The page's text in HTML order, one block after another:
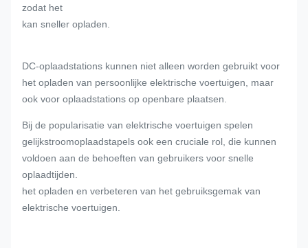
zodat het
kan sneller opladen.
DC-oplaadstations kunnen niet alleen worden gebruikt voor
het opladen van persoonlijke elektrische voertuigen, maar
ook voor oplaadstations op openbare plaatsen.
Bij de popularisatie van elektrische voertuigen spelen
gelijkstroomoplaadstapels ook een cruciale rol, die kunnen
voldoen aan de behoeften van gebruikers voor snelle
oplaadtijden.
het opladen en verbeteren van het gebruiksgemak van
elektrische voertuigen.